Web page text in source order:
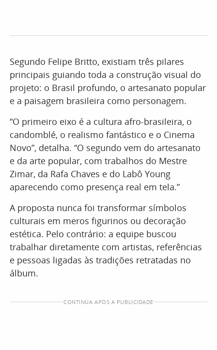
Segundo Felipe Britto, existiam três pilares
principais guiando toda a construção visual do
projeto: o Brasil profundo, o artesanato popular
e a paisagem brasileira como personagem.
“O primeiro eixo é a cultura afro-brasileira, o
candomblé, o realismo fantástico e o Cinema
Novo”, detalha. “O segundo vem do artesanato
e da arte popular, com trabalhos do Mestre
Zimar, da Rafa Chaves e do Labô Young
aparecendo como presença real em tela.”
A proposta nunca foi transformar símbolos
culturais em meros figurinos ou decoração
estética. Pelo contrário: a equipe buscou
trabalhar diretamente com artistas, referências
e pessoas ligadas às tradições retratadas no
álbum.
CONTINUA APÓS A PUBLICIDADE